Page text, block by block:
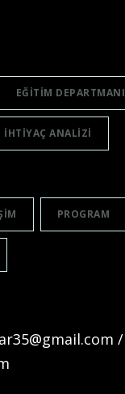
EĞITIM DEPARTMANI
IHTIYAÇ ANALIZI
PROGRAM
/